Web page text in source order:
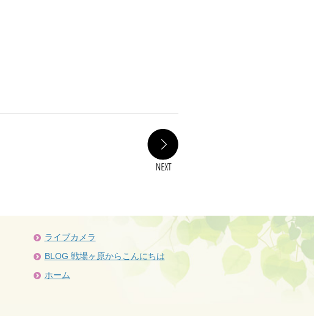
ライブカメラ
BLOG 戦場ヶ原からこんにちは
ホーム